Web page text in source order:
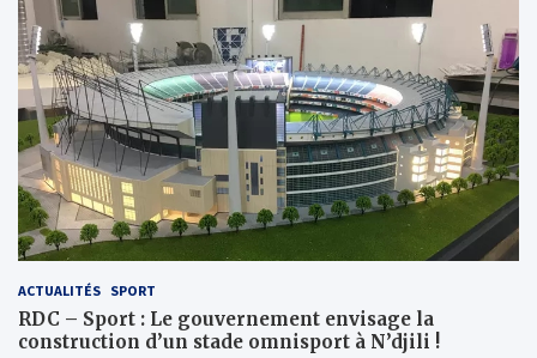
ACTUALITÉS SPORT
RDC – Sport : Le gouvernement envisage la
construction d’un stade omnisport à N’djili !